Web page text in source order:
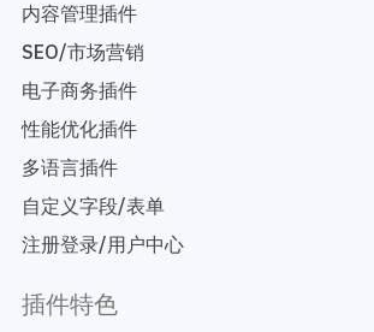
内容管理插件
SEO/市场营销
电子商务插件
性能优化插件
多语言插件
自定义字段/表单
注册登录/用户中心
插件特色